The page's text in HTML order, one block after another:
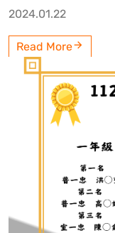
2024.01.22
Read More